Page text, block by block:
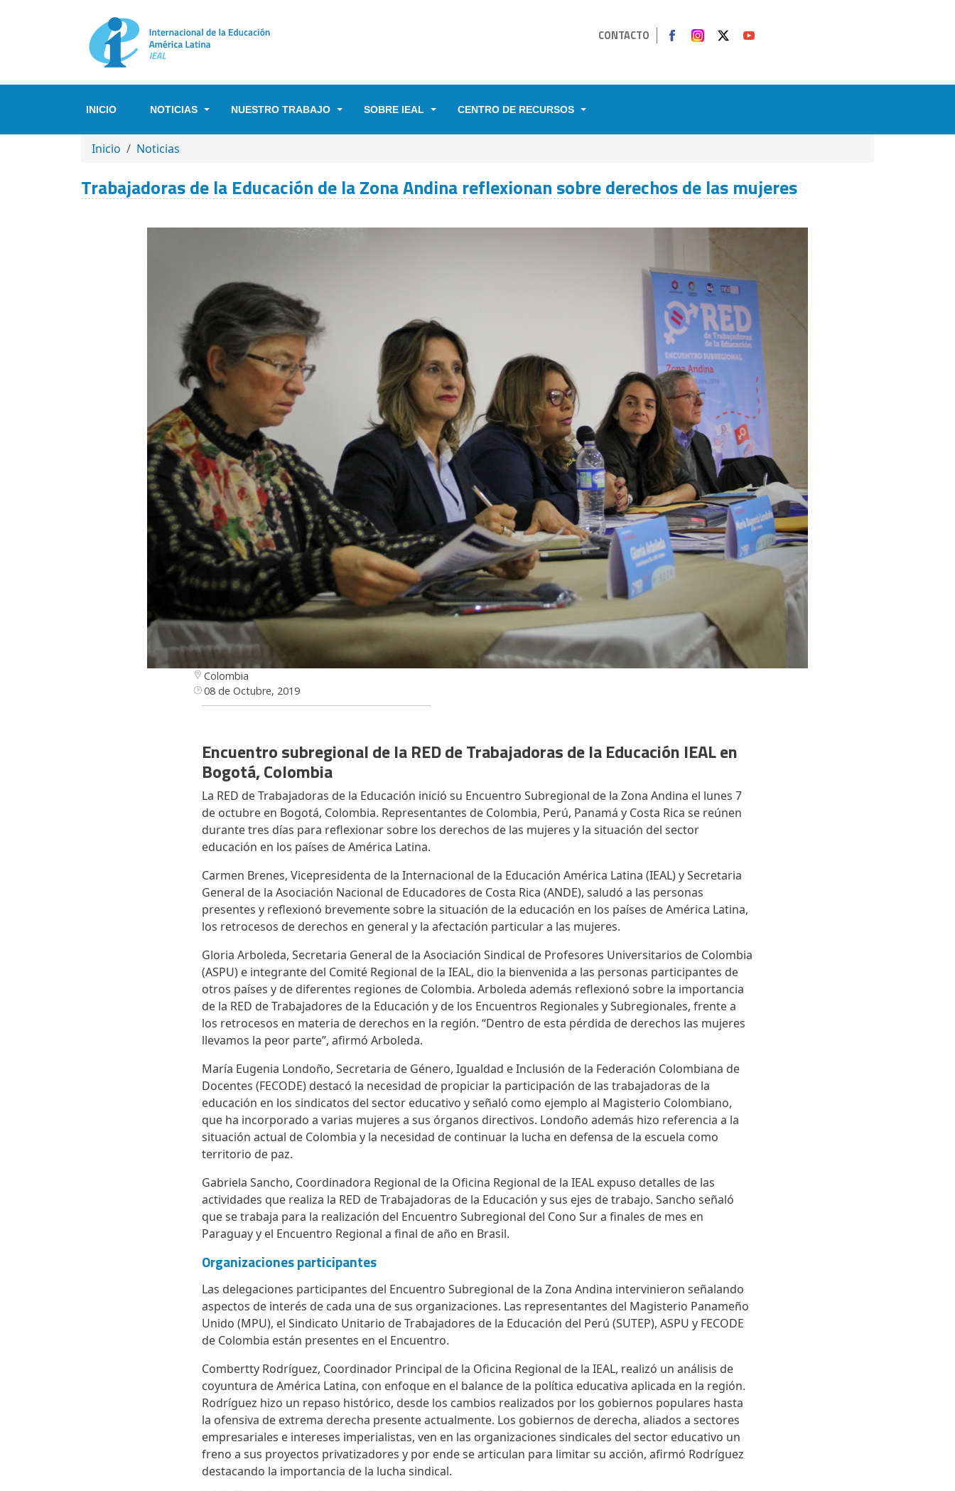
CONTACTO
INICIO NOTICIAS NUESTRO TRABAJO SOBRE IEAL CENTRO DE RECURSOS
SOBRESCRIBIR ENLACES DE AYUDA A LA NAVEGACIÓN
Inicio Noticias
Trabajadoras de la Educación de la Zona Andina reflexionan sobre derechos de las mujeres
Colombia
08 de Octubre, 2019
Encuentro subregional de la RED de Trabajadoras de la Educación IEAL en
Bogotá, Colombia
La RED de Trabajadoras de la Educación inició su Encuentro Subregional de la Zona Andina el lunes 7
de octubre en Bogotá, Colombia. Representantes de Colombia, Perú, Panamá y Costa Rica se reúnen
durante tres días para reflexionar sobre los derechos de las mujeres y la situación del sector
educación en los países de América Latina.
Carmen Brenes, Vicepresidenta de la Internacional de la Educación América Latina (IEAL) y Secretaria
General de la Asociación Nacional de Educadores de Costa Rica (ANDE), saludó a las personas
presentes y reflexionó brevemente sobre la situación de la educación en los países de América Latina,
los retrocesos de derechos en general y la afectación particular a las mujeres.
Gloria Arboleda, Secretaria General de la Asociación Sindical de Profesores Universitarios de Colombia
(ASPU) e integrante del Comité Regional de la IEAL, dio la bienvenida a las personas participantes de
otros países y de diferentes regiones de Colombia. Arboleda además reflexionó sobre la importancia
de la RED de Trabajadores de la Educación y de los Encuentros Regionales y Subregionales, frente a
los retrocesos en materia de derechos en la región. “Dentro de esta pérdida de derechos las mujeres
llevamos la peor parte”, afirmó Arboleda.
María Eugenia Londoño, Secretaria de Género, Igualdad e Inclusión de la Federación Colombiana de
Docentes (FECODE) destacó la necesidad de propiciar la participación de las trabajadoras de la
educación en los sindicatos del sector educativo y señaló como ejemplo al Magisterio Colombiano,
que ha incorporado a varias mujeres a sus órganos directivos. Londoño además hizo referencia a la
situación actual de Colombia y la necesidad de continuar la lucha en defensa de la escuela como
territorio de paz.
Gabriela Sancho, Coordinadora Regional de la Oficina Regional de la IEAL expuso detalles de las
actividades que realiza la RED de Trabajadoras de la Educación y sus ejes de trabajo. Sancho señaló
que se trabaja para la realización del Encuentro Subregional del Cono Sur a finales de mes en
Paraguay y el Encuentro Regional a final de año en Brasil.
Organizaciones participantes
Las delegaciones participantes del Encuentro Subregional de la Zona Andina intervinieron señalando
aspectos de interés de cada una de sus organizaciones. Las representantes del Magisterio Panameño
Unido (MPU), el Sindicato Unitario de Trabajadores de la Educación del Perú (SUTEP), ASPU y FECODE
de Colombia están presentes en el Encuentro.
Combertty Rodríguez, Coordinador Principal de la Oficina Regional de la IEAL, realizó un análisis de
coyuntura de América Latina, con enfoque en el balance de la política educativa aplicada en la región.
Rodríguez hizo un repaso histórico, desde los cambios realizados por los gobiernos populares hasta
la ofensiva de extrema derecha presente actualmente. Los gobiernos de derecha, aliados a sectores
empresariales e intereses imperialistas, ven en las organizaciones sindicales del sector educativo un
freno a sus proyectos privatizadores y por ende se articulan para limitar su acción, afirmó Rodríguez
destacando la importancia de la lucha sindical.